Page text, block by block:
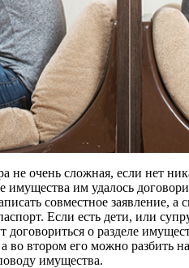
не очень сложная, если нет
имущества им удалось
совместное заявление, а
Если есть дети, или
о разделе
а во втором его можно разбить
имущества.